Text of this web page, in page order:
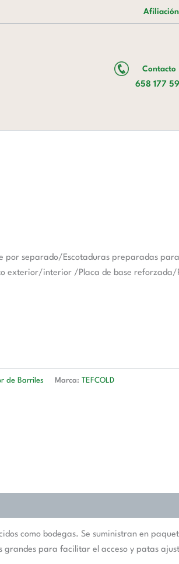
Contacto
658 177
separado/Escotaduras preparadas
exterior/interior /Placa de base reforzada/
de Barriles Marca: TEFCOLD
como bodegas. Se suministran en
para facilitar el acceso y patas
2.714,00 €.1.891,00 €.
Alta